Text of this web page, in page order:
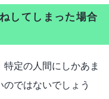
してしまった場合
定の人間にしかあま
ではないでしょう